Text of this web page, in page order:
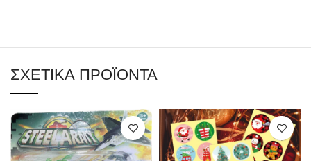
ΣΧΕΤΙΚΆ ΠΡΟΪΌΝΤΑ